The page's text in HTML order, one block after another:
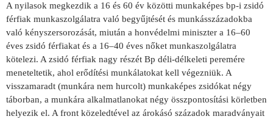
A nyilasok megkezdik a 16 és 60 év közötti munkaképes bp-i zsidó
férfiak munkaszolgálatra való begyűjtését és munkásszázadokba
való kényszersorozását, miután a honvédelmi miniszter a 16–60
éves zsidó férfiakat és a 16–40 éves nőket munkaszolgálatra
kötelezi. A zsidó férfiak nagy részét Bp déli-délkeleti peremére
meneteltetik, ahol erődítési munkálatokat kell végezniük. A
visszamaradt (munkára nem hurcolt) munkaképes zsidókat négy
táborban, a munkára alkalmatlanokat négy összpontosítási körletben
helyezik el. A front közeledtével az árokásó századok maradványait